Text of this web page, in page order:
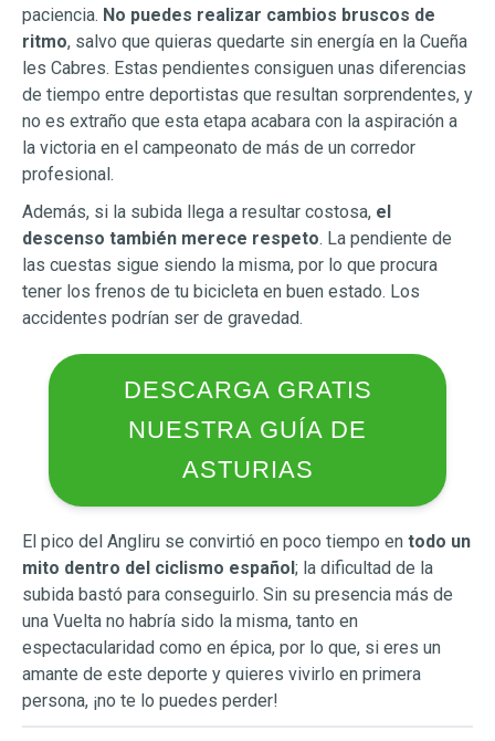
paciencia. No puedes realizar cambios bruscos de
ritmo, salvo que quieras quedarte sin energía en la Cueña
les Cabres. Estas pendientes consiguen unas diferencias
de tiempo entre deportistas que resultan sorprendentes, y
no es extraño que esta etapa acabara con la aspiración a
la victoria en el campeonato de más de un corredor
profesional.
Además, si la subida llega a resultar costosa, el
descenso también merece respeto. La pendiente de
las cuestas sigue siendo la misma, por lo que procura
tener los frenos de tu bicicleta en buen estado. Los
accidentes podrían ser de gravedad.
DESCARGA GRATIS
NUESTRA GUÍA DE
ASTURIAS
El pico del Angliru se convirtió en poco tiempo en todo un
mito dentro del ciclismo español; la dificultad de la
subida bastó para conseguirlo. Sin su presencia más de
una Vuelta no habría sido la misma, tanto en
espectacularidad como en épica, por lo que, si eres un
amante de este deporte y quieres vivirlo en primera
persona, ¡no te lo puedes perder!